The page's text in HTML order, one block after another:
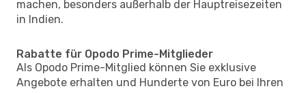
machen, besonders außerhalb der Hauptreisezeiten
in Indien.
Rabatte für Opodo Prime-Mitglieder
Als Opodo Prime-Mitglied können Sie exklusive
Angebote erhalten und Hunderte von Euro bei Ihren